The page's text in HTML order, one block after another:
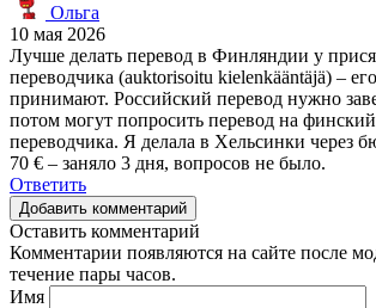
Ольга
10 мая 2026
Лучше делать перевод в Финляндии у
переводчика (auktorisoitu kielenkääntäjä) –
принимают. Российский перевод нужно
потом могут попросить перевод на
переводчика. Я делала в Хельсинки через
70 € – заняло 3 дня, вопросов не было.
Ответить
Добавить комментарий
Оставить комментарий
Комментарии появляются на сайте после
течение пары часов.
Имя